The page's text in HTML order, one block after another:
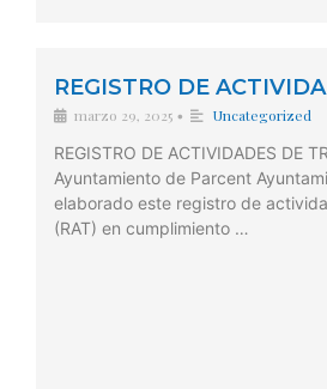
REGISTRO DE
marzo 29, 2025 • Uncategorized
REGISTRO DE ACTIVIDADES DE
Ayuntamiento de Parcent
elaborado este registro de
(RAT) en cumplimiento …